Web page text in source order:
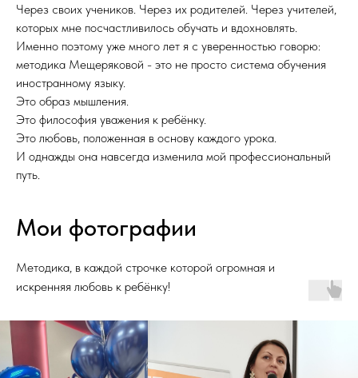
Через своих учеников. Через их родителей. Через учителей,
которых мне посчастливилось обучать и вдохновлять.
Именно поэтому уже много лет я с уверенностью говорю:
методика Мещеряковой - это не просто система обучения
иностранному языку.
Это образ мышления.
Это философия уважения к ребёнку.
Это любовь, положенная в основу каждого урока.
И однажды она навсегда изменила мой профессиональный
путь.
Мои фотографии
Методика, в каждой строчке которой огромная и
искренняя любовь к ребёнку!